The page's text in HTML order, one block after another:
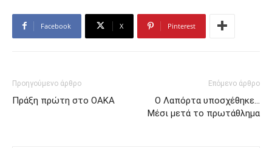
Facebook X Pinterest
Προηγούμενο άρθρο
Πράξη πρώτη στο ΟΑΚΑ
Επόμενο άρθρο
Ο Λαπόρτα υποσχέθηκε…
Μέσι μετά το πρωτάθλημα